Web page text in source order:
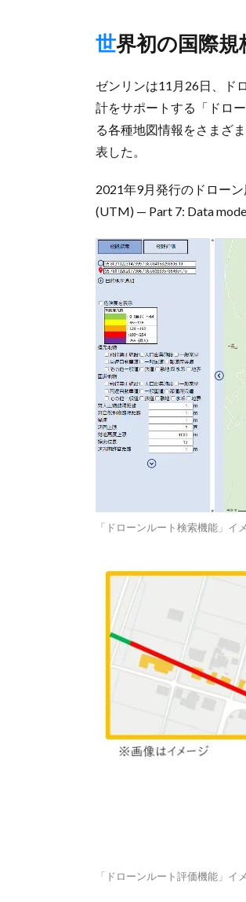
世界初の国際
ゼンリンは11月26日、ド
計をサポートする「ドロ
る各種地図情報をさまざ
表した。
2021年9月発行のドロー
(UTM) — Part 7: Data
「ドローンルート検索機能」
「ドローンルート評価機能」イ